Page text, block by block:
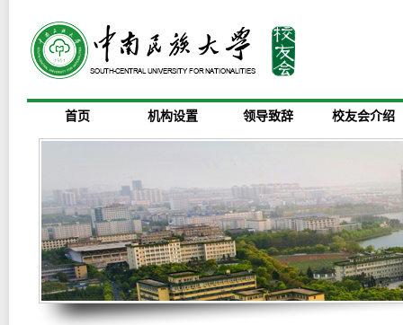
首页 机构设置 领导致辞 校友会介绍